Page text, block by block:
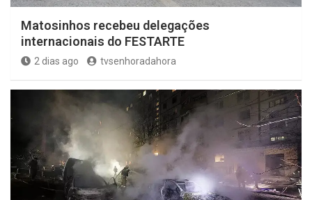
Matosinhos recebeu delegações
internacionais do FESTARTE
2 dias ago tvsenhoradahora